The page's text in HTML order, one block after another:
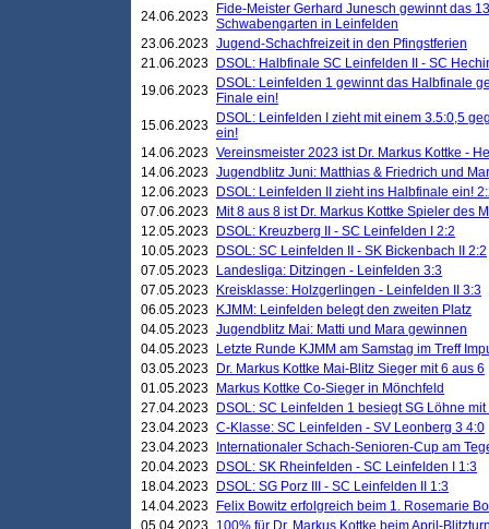
24.06.2023
Fide-Meister Gerhard Junesch gewinnt das
Schwabengarten in Leinfelden
23.06.2023 Jugend-Schachfreizeit in den Pfingstferien
21.06.2023
DSOL: Halbfinale SC Leinfelden II - SC
19.06.2023
DSOL: Leinfelden 1 gewinnt das Halbfinale
Finale ein!
15.06.2023
DSOL: Leinfelden I zieht mit einem 3.5:0,5
ein!
14.06.2023 Vereinsmeister 2023 ist Dr. Markus Kottke -
14.06.2023 Jugendblitz Juni: Matthias & Friedrich und
12.06.2023
DSOL: Leinfelden II zieht ins Halbfinale ein!
07.06.2023
Mit 8 aus 8 ist Dr. Markus Kottke Spieler des
12.05.2023
DSOL: Kreuzberg II - SC Leinfelden I 2:2
10.05.2023
DSOL: SC Leinfelden II - SK Bickenbach II 2:2
07.05.2023
Landesliga: Ditzingen - Leinfelden 3:3
07.05.2023
Kreisklasse: Holzgerlingen - Leinfelden II 3:3
06.05.2023
KJMM: Leinfelden belegt den zweiten Platz
04.05.2023 Jugendblitz Mai: Matti und Mara gewinnen
04.05.2023
Letzte Runde KJMM am Samstag im Treff
03.05.2023
Dr. Markus Kottke Mai-Blitz Sieger mit 6 aus 6
01.05.2023
Markus Kottke Co-Sieger in Mönchfeld
27.04.2023
DSOL: SC Leinfelden 1 besiegt SG Löhne mit
23.04.2023 C-Klasse: SC Leinfelden - SV Leonberg 3 4:0
23.04.2023
Internationaler Schach-Senioren-Cup am
20.04.2023
DSOL: SK Rheinfelden - SC Leinfelden I 1:3
18.04.2023
DSOL: SG Porz III - SC Leinfelden II 1:3
14.04.2023
Felix Bowitz erfolgreich beim 1. Rosemarie
05.04.2023 100% für Dr. Markus Kottke beim April-